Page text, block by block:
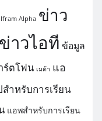
Alpha ข่าว
ข่าวไอที ข้อมูล
ร์ตโฟน เมต้า แอ
ำหรับการเรียน
แอพสำหรับการเรียน